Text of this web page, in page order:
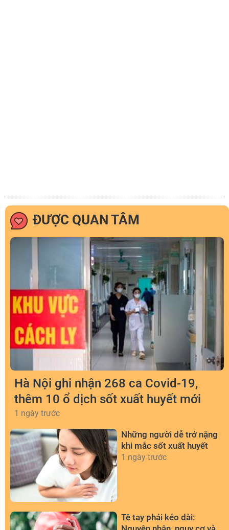
ĐƯỢC QUAN TÂM
Hà Nội ghi nhận 268 ca Covid-19,
thêm 10 ổ dịch sốt xuất huyết mới
1 ngày trước
Những người dễ trở nặng
khi mắc sốt xuất huyết
1 ngày trước
Tê tay phải kéo dài: